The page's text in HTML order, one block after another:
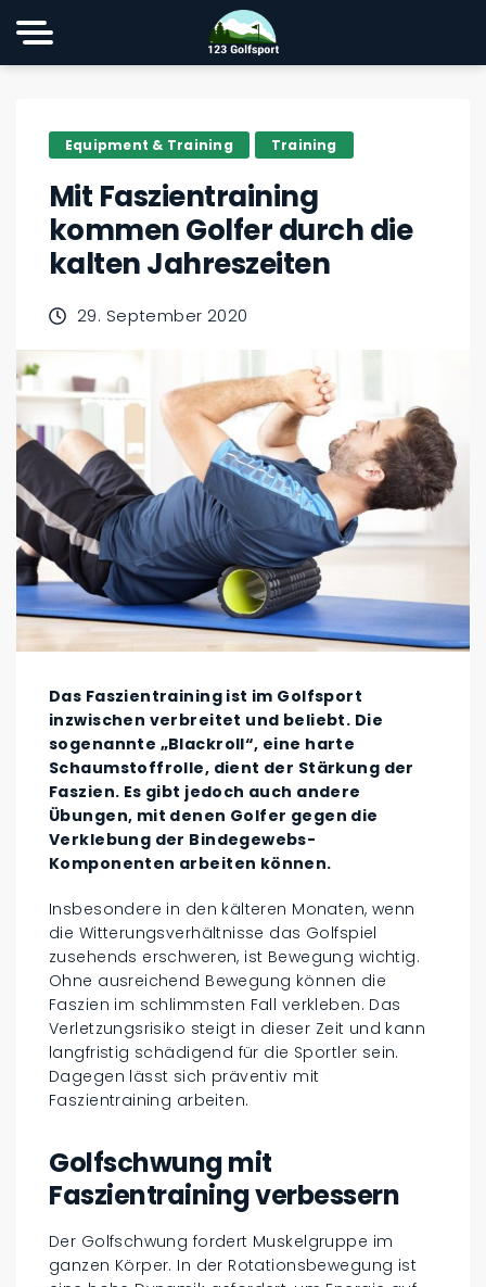
Equipment & Training Training
Mit Faszientraining
kommen Golfer durch die
kalten Jahreszeiten
29. September 2020
Das Faszientraining ist im Golfsport
inzwischen verbreitet und beliebt. Die
sogenannte „Blackroll“, eine harte
Schaumstoffrolle, dient der Stärkung der
Faszien. Es gibt jedoch auch andere
Übungen, mit denen Golfer gegen die
Verklebung der Bindegewebs-
Komponenten arbeiten können.
Insbesondere in den kälteren Monaten, wenn
die Witterungsverhältnisse das Golfspiel
zusehends erschweren, ist Bewegung wichtig.
Ohne ausreichend Bewegung können die
Faszien im schlimmsten Fall verkleben. Das
Verletzungsrisiko steigt in dieser Zeit und kann
langfristig schädigend für die Sportler sein.
Dagegen lässt sich präventiv mit
Faszientraining arbeiten.
Golfschwung mit
Faszientraining verbessern
Der Golfschwung fordert Muskelgruppe im
ganzen Körper. In der Rotationsbewegung ist